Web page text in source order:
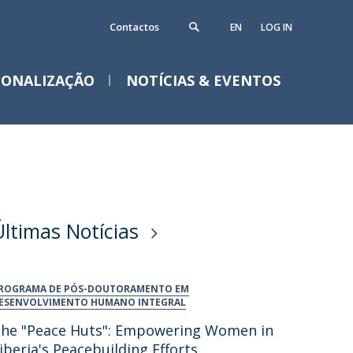
EN LOG IN
Contactos
NOTÍCIAS & EVENTOS
Notícias
DE PÓS-DOUTORAMENTO EM
HUMANO INTEGRAL
"Peace Huts": Empowering Women in
Peacebuilding Efforts